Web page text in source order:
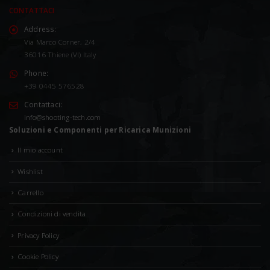
CONTATTACI
Address:
Via Marco Corner, 2/4
36016 Thiene (VI) Italy
Phone:
+39 0445 576528
Contattaci:
info@shooting-tech.com
Soluzioni e Componenti per Ricarica Munizioni
Il mio account
Wishlist
Carrello
Condizioni di vendita
Privacy Policy
Cookie Policy